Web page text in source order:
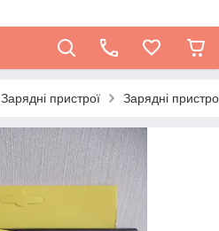
Зарядні пристрої Зарядні